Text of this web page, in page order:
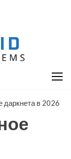
даркнета в 2026